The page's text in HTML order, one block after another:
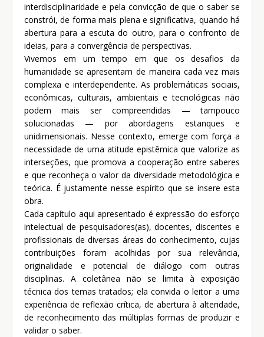
interdisciplinaridade e pela convicção de que o saber se
constrói, de forma mais plena e significativa, quando há
abertura para a escuta do outro, para o confronto de
ideias, para a convergência de perspectivas.
Vivemos em um tempo em que os desafios da
humanidade se apresentam de maneira cada vez mais
complexa e interdependente. As problemáticas sociais,
econômicas, culturais, ambientais e tecnológicas não
podem mais ser compreendidas — tampouco
solucionadas — por abordagens estanques e
unidimensionais. Nesse contexto, emerge com força a
necessidade de uma atitude epistêmica que valorize as
interseções, que promova a cooperação entre saberes
e que reconheça o valor da diversidade metodológica e
teórica. É justamente nesse espírito que se insere esta
obra.
Cada capítulo aqui apresentado é expressão do esforço
intelectual de pesquisadores(as), docentes, discentes e
profissionais de diversas áreas do conhecimento, cujas
contribuições foram acolhidas por sua relevância,
originalidade e potencial de diálogo com outras
disciplinas. A coletânea não se limita à exposição
técnica dos temas tratados; ela convida o leitor a uma
experiência de reflexão crítica, de abertura à alteridade,
de reconhecimento das múltiplas formas de produzir e
validar o saber.